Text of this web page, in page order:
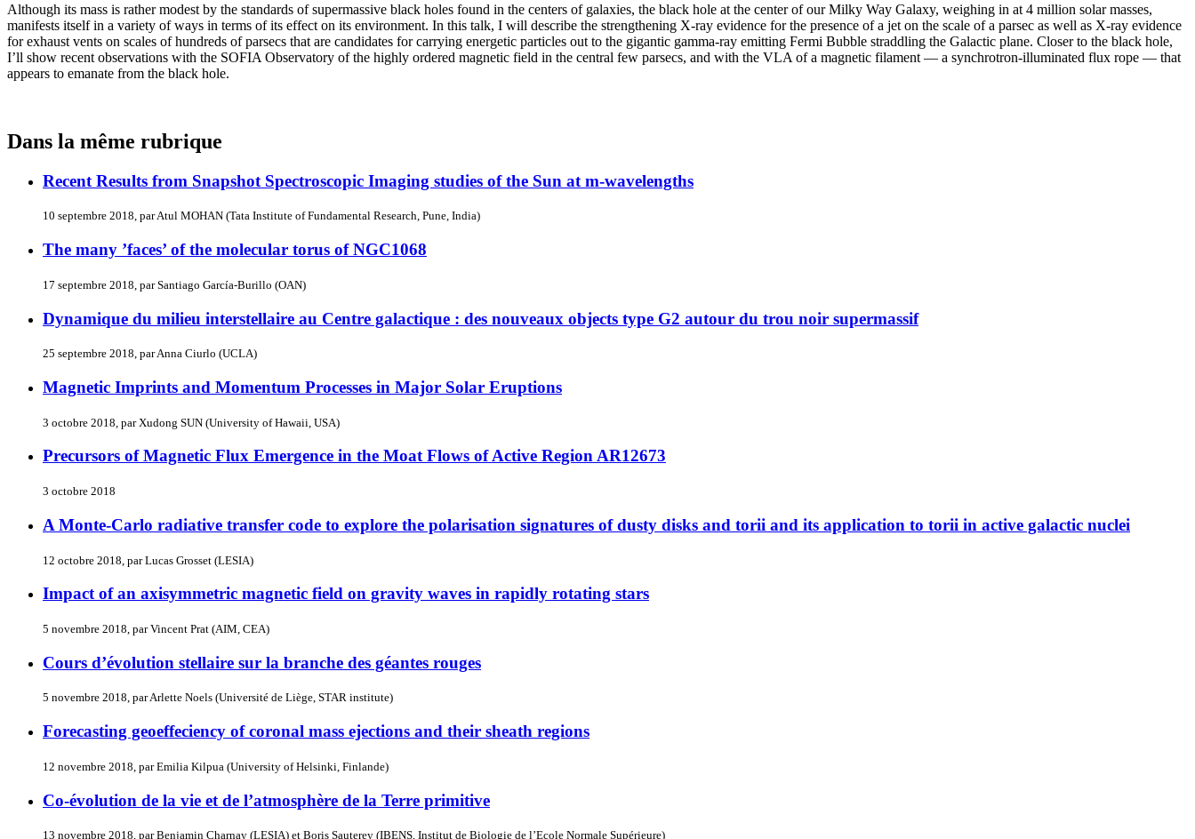
Although its mass is rather modest by the standards of supermassive black holes found in the centers of galaxies, the black hole at the center of our Milky Way Galaxy, weighing in at 4 million solar masses,
manifests itself in a variety of ways in terms of its effect on its environment. In this talk, I will describe the strengthening X-ray evidence for the presence of a jet on the scale of a parsec as well as X-ray evidence
for exhaust vents on scales of hundreds of parsecs that are candidates for carrying energetic particles out to the gigantic gamma-ray emitting Fermi Bubble straddling the Galactic plane. Closer to the black hole,
I’ll show recent observations with the SOFIA Observatory of the highly ordered magnetic field in the central few parsecs, and with the VLA of a magnetic filament — a synchrotron-illuminated flux rope — that
appears to emanate from the black hole.
Dans la même rubrique
Recent Results from Snapshot Spectroscopic Imaging studies of the Sun at m-wavelengths
10 septembre 2018, par Atul MOHAN (Tata Institute of Fundamental Research, Pune, India)
The many ’faces’ of the molecular torus of NGC1068
17 septembre 2018, par Santiago García-Burillo (OAN)
Dynamique du milieu interstellaire au Centre galactique : des nouveaux objects type G2 autour du trou noir supermassif
25 septembre 2018, par Anna Ciurlo (UCLA)
Magnetic Imprints and Momentum Processes in Major Solar Eruptions
3 octobre 2018, par Xudong SUN (University of Hawaii, USA)
Precursors of Magnetic Flux Emergence in the Moat Flows of Active Region AR12673
3 octobre 2018
A Monte-Carlo radiative transfer code to explore the polarisation signatures of dusty disks and torii and its application to torii in active galactic nuclei
12 octobre 2018, par Lucas Grosset (LESIA)
Impact of an axisymmetric magnetic field on gravity waves in rapidly rotating stars
5 novembre 2018, par Vincent Prat (AIM, CEA)
Cours d’évolution stellaire sur la branche des géantes rouges
5 novembre 2018, par Arlette Noels (Université de Liège, STAR institute)
Forecasting geoeffeciency of coronal mass ejections and their sheath regions
12 novembre 2018, par Emilia Kilpua (University of Helsinki, Finlande)
Co-évolution de la vie et de l’atmosphère de la Terre primitive
13 novembre 2018, par Benjamin Charnay (LESIA) et Boris Sauterey (IBENS, Institut de Biologie de l’Ecole Normale Supérieure)